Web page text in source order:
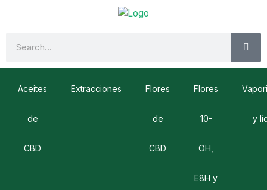
Aceites
de
CBD
Extracciones Flores
de
CBD
Flores
10-
OH,
E8H y
y